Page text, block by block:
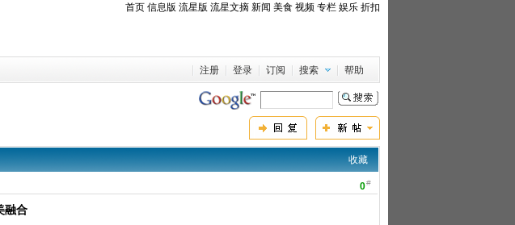
首页 信息版 流星版 流星文摘 新闻 美食 视频 专栏 娱乐 折扣
注册 登录 订阅 搜索 帮助
收藏
0#
融合